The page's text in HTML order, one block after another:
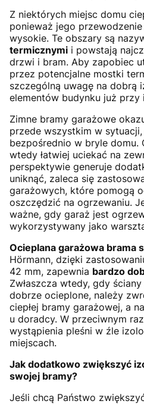
Z niektórych miejsc domu
ponieważ jego
wysokie. Te obszary są
termicznymi i powstają
drzwi i bram. Aby zapobiec
przez potencjalne mostki
szczególną uwagę na dobrą
elementów budynku już przy
Zimne bramy garażowe
przede wszystkim w
bezpośrednio w bryle domu.
wtedy łatwiej uciekać na
perspektywie generuje
uniknąć, zaleca się
garażowych, które pomogą
oszczędzić na ogrzewaniu.
ważne, gdy garaż jest
wykorzystywany jako
Ocieplana garażowa brama
Hörmann, dzięki
42 mm, zapewnia bardzo
Zwłaszcza wtedy, gdy
dobrze ocieplone, należy
ciepłej bramy garażowej, a
u doradcy. W przeciwnym
wystąpienia pleśni w źle
miejscach.
Jak dodatkowo zwiększyć
swojej bramy?
Jeśli chcą Państwo